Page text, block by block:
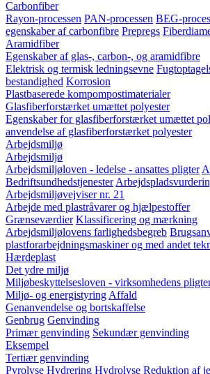
Carbonfiber
Rayon-processen PAN-processen BEG-
egenskaber af carbonfibre Prepregs
Aramidfiber
Egenskaber af glas-, carbon-, og aramidfibre
Elektrisk og termisk ledningsevne
bestandighed Korrosion
Plastbaserede kompompostimaterialer
Glasfiberforstærket umættet polyester
Egenskaber for glasfiberforstærket umættet
anvendelse af glasfiberforstærket polyester
Arbejdsmiljø
Arbejdsmiljø
Arbejdsmiljøloven - ledelse - ansattes pligter
Bedriftsundhedstjenester
Arbejdsmiljøvejviser nr. 21
Arbejde med plastråvarer og hjælpestoffer
Grænseværdier Klassificering og mærkning
Arbejdsmiljølovens farlighedsbegreb
plastforarbejdningsmaskiner og med andet
Hærdeplast
Det ydre miljø
Miljøbeskyttelsesloven - virksomhedens
Miljø- og energistyring Affald
Genanvendelse og bortskaffelse
Genbrug Genvinding
Primær genvinding Sekundær genvinding
Eksempel
Tertiær genvinding
Pyrolyse Hydrering Hydrolyse Reduktion af